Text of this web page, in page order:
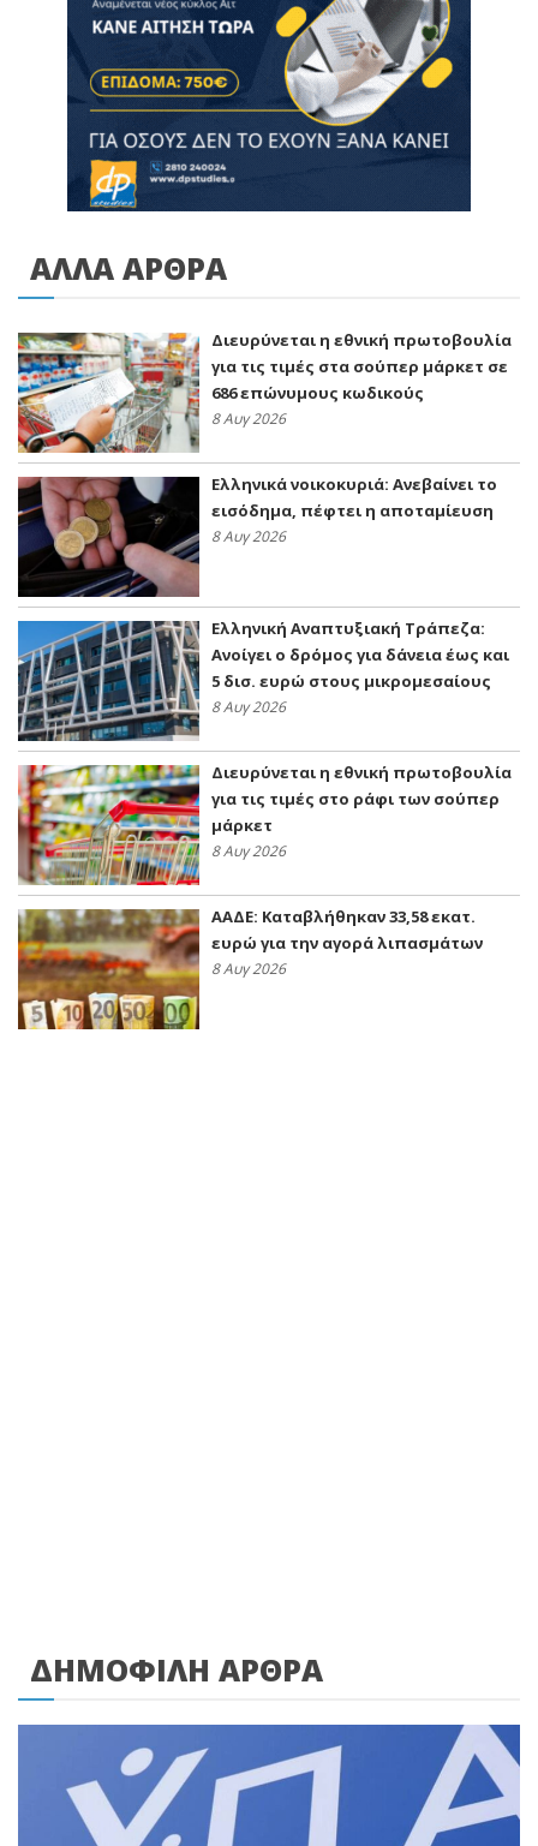
ΑΛΛΑ ΑΡΘΡΑ
Διευρύνεται η εθνική πρωτοβουλία
για τις τιμές στα σούπερ μάρκετ σε
686 επώνυμους κωδικούς
8 Αυγ 2026
Ελληνικά νοικοκυριά: Ανεβαίνει το
εισόδημα, πέφτει η αποταμίευση
8 Αυγ 2026
Ελληνική Αναπτυξιακή Τράπεζα:
Ανοίγει ο δρόμος για δάνεια έως και
5 δισ. ευρώ στους μικρομεσαίους
8 Αυγ 2026
Διευρύνεται η εθνική πρωτοβουλία
για τις τιμές στο ράφι των σούπερ
μάρκετ
8 Αυγ 2026
ΑΑΔΕ: Kαταβλήθηκαν 33,58 εκατ.
ευρώ για την αγορά λιπασμάτων
8 Αυγ 2026
ΔΗΜΟΦΙΛΗ ΑΡΘΡΑ